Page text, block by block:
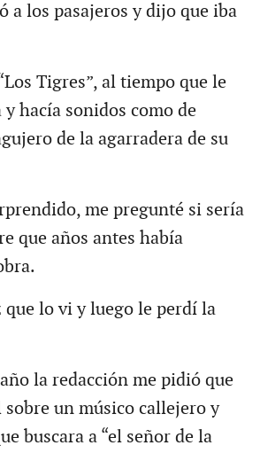
a los pasajeros y dijo que iba
Tigres”, al tiempo que le
y hacía sonidos como de
de la agarradera de su
me pregunté si sería
que años antes había
que lo vi y luego le perdí la
la redacción me pidió que
un músico callejero y
buscara a “el señor de la